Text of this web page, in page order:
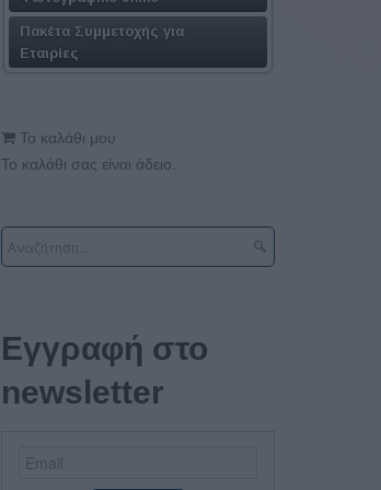
Πακέτα Συμμετοχής για
Εταιρίες
Το καλάθι μου
Το καλάθι σας είναι άδειο.
Εγγραφή στο
newsletter